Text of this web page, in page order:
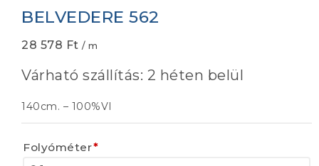
BELVEDERE 562
28 578 Ft / m
Várható szállítás: 2 héten belül
140cm. – 100%VI
Folyóméter*